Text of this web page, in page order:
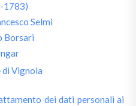
1783)
Selmi
Borsari
Vignola
dei dati personali ai